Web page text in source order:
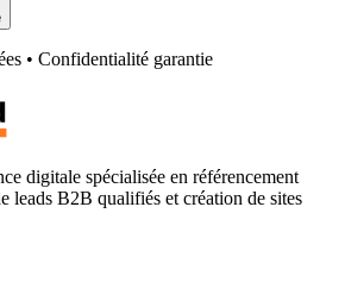
• Confidentialité garantie
digitale spécialisée en référencement
leads B2B qualifiés et création de sites